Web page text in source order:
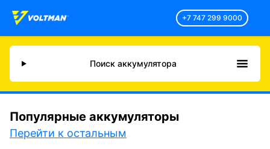
+7 747 299 9000
Поиск аккумулятора
Популярные аккумуляторы
Перейти к остальным